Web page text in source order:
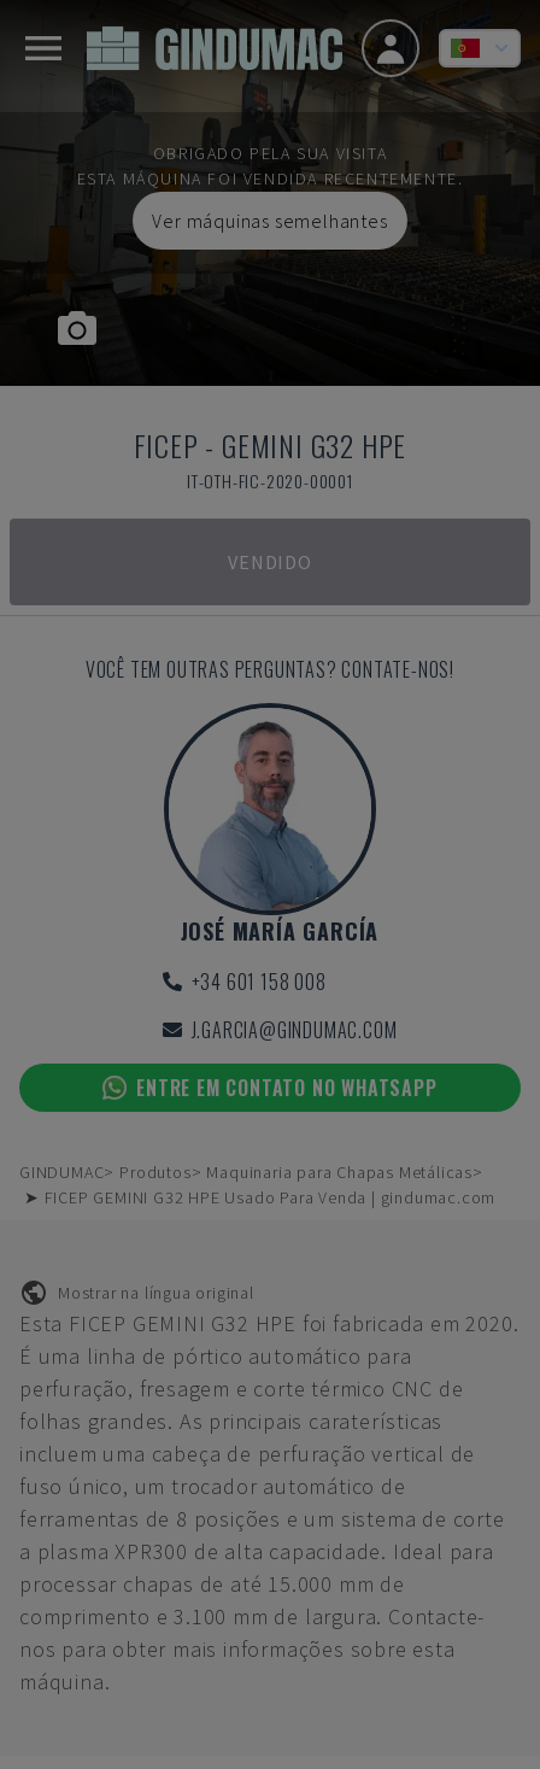
OBRIGADO PELA SUA VISITA
ESTA MÁQUINA FOI VENDIDA RECENTEMENTE.
Ver máquinas semelhantes
FICEP - GEMINI G32 HPE
IT-OTH-FIC-2020-00001
VENDIDO
VOCÊ TEM OUTRAS PERGUNTAS? CONTATE-NOS!
JOSÉ MARÍA GARCÍA
+34 601 158 008
J.GARCIA@GINDUMAC.COM
ENTRE EM CONTATO NO WHATSAPP
GINDUMAC Produtos
Maquinaria para Chapas Metálicas
➤ FICEP GEMINI G32 HPE Usado Para Venda | gindumac.com
Mostrar na língua original
Esta FICEP GEMINI G32 HPE foi fabricada em 2020.
É uma linha de pórtico automático para
perfuração, fresagem e corte térmico CNC de
folhas grandes. As principais caraterísticas
incluem uma cabeça de perfuração vertical de
fuso único, um trocador automático de
ferramentas de 8 posições e um sistema de corte
a plasma XPR300 de alta capacidade. Ideal para
processar chapas de até 15.000 mm de
comprimento e 3.100 mm de largura. Contacte-
nos para obter mais informações sobre esta
máquina.